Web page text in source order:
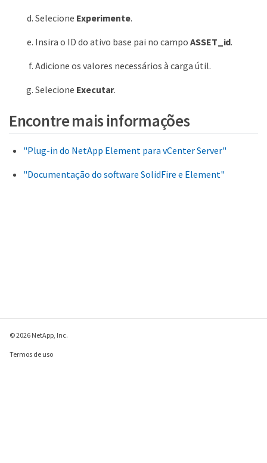
Selecione Experimente.
Insira o ID do ativo base pai no campo ASSET_id.
Adicione os valores necessários à carga útil.
Selecione Executar.
Encontre mais informações
"Plug-in do NetApp Element para vCenter Server"
"Documentação do software SolidFire e Element"
© 2026 NetApp, Inc.
Termos de uso